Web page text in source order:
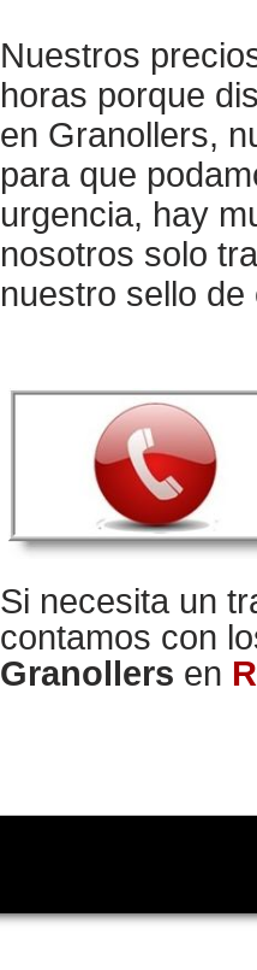
Nuestros
horas porque
en Granollers,
para que
urgencia, hay
nosotros solo
nuestro sello de
Si necesita un
contamos con
Granollers en